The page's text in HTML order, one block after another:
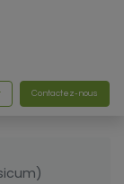
Contactez-nous